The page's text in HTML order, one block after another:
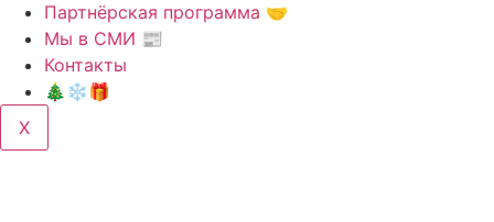
Партнёрская программа 🤝
Мы в СМИ 📰
Контакты
🎄❄️🎁
X